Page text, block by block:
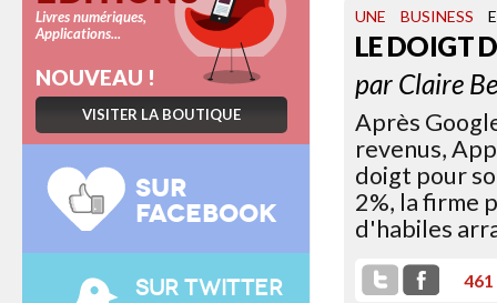
UNE BUSINESS
LE DOIGT
par Claire
Après
revenus,
doigt pour
2%, la firme
d'habiles
461
Livres numériques,
Applications...
NOUVEAU !
VISITER LA BOUTIQUE
SUR
FACEBOOK
SUR TWITTER